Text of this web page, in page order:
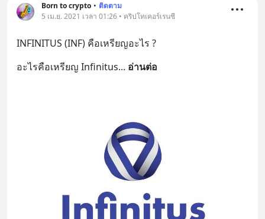
Born to crypto • ติดตาม
5 เม.ย. 2021 เวลา 01:26 • คริปโทเคอร์เรนซี
INFINITUS (INF) คือเหรียญอะไร ?
อะไรคือเหรียญ Infinitus... อ่านต่อ